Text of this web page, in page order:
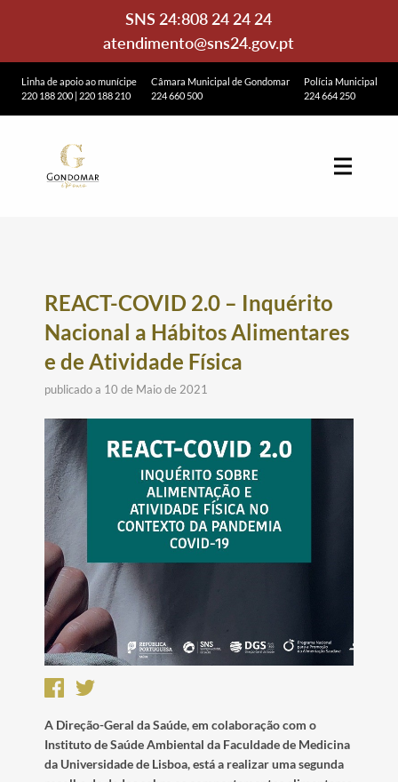
SNS 24:808 24 24 24
atendimento@sns24.gov.pt
Linha de apoio ao munícipe
220 188 200| 220 188 210
Câmara Municipal de Gondomar
224 660 500
Polícia Municipal
224 664 250
REACT-COVID 2.0 – Inquérito
Nacional a Hábitos Alimentares
e de Atividade Física
publicado a 10 de Maio de 2021
A Direção-Geral da Saúde, em colaboração com o
Instituto de Saúde Ambiental da Faculdade de Medicina
da Universidade de Lisboa, está a realizar uma segunda